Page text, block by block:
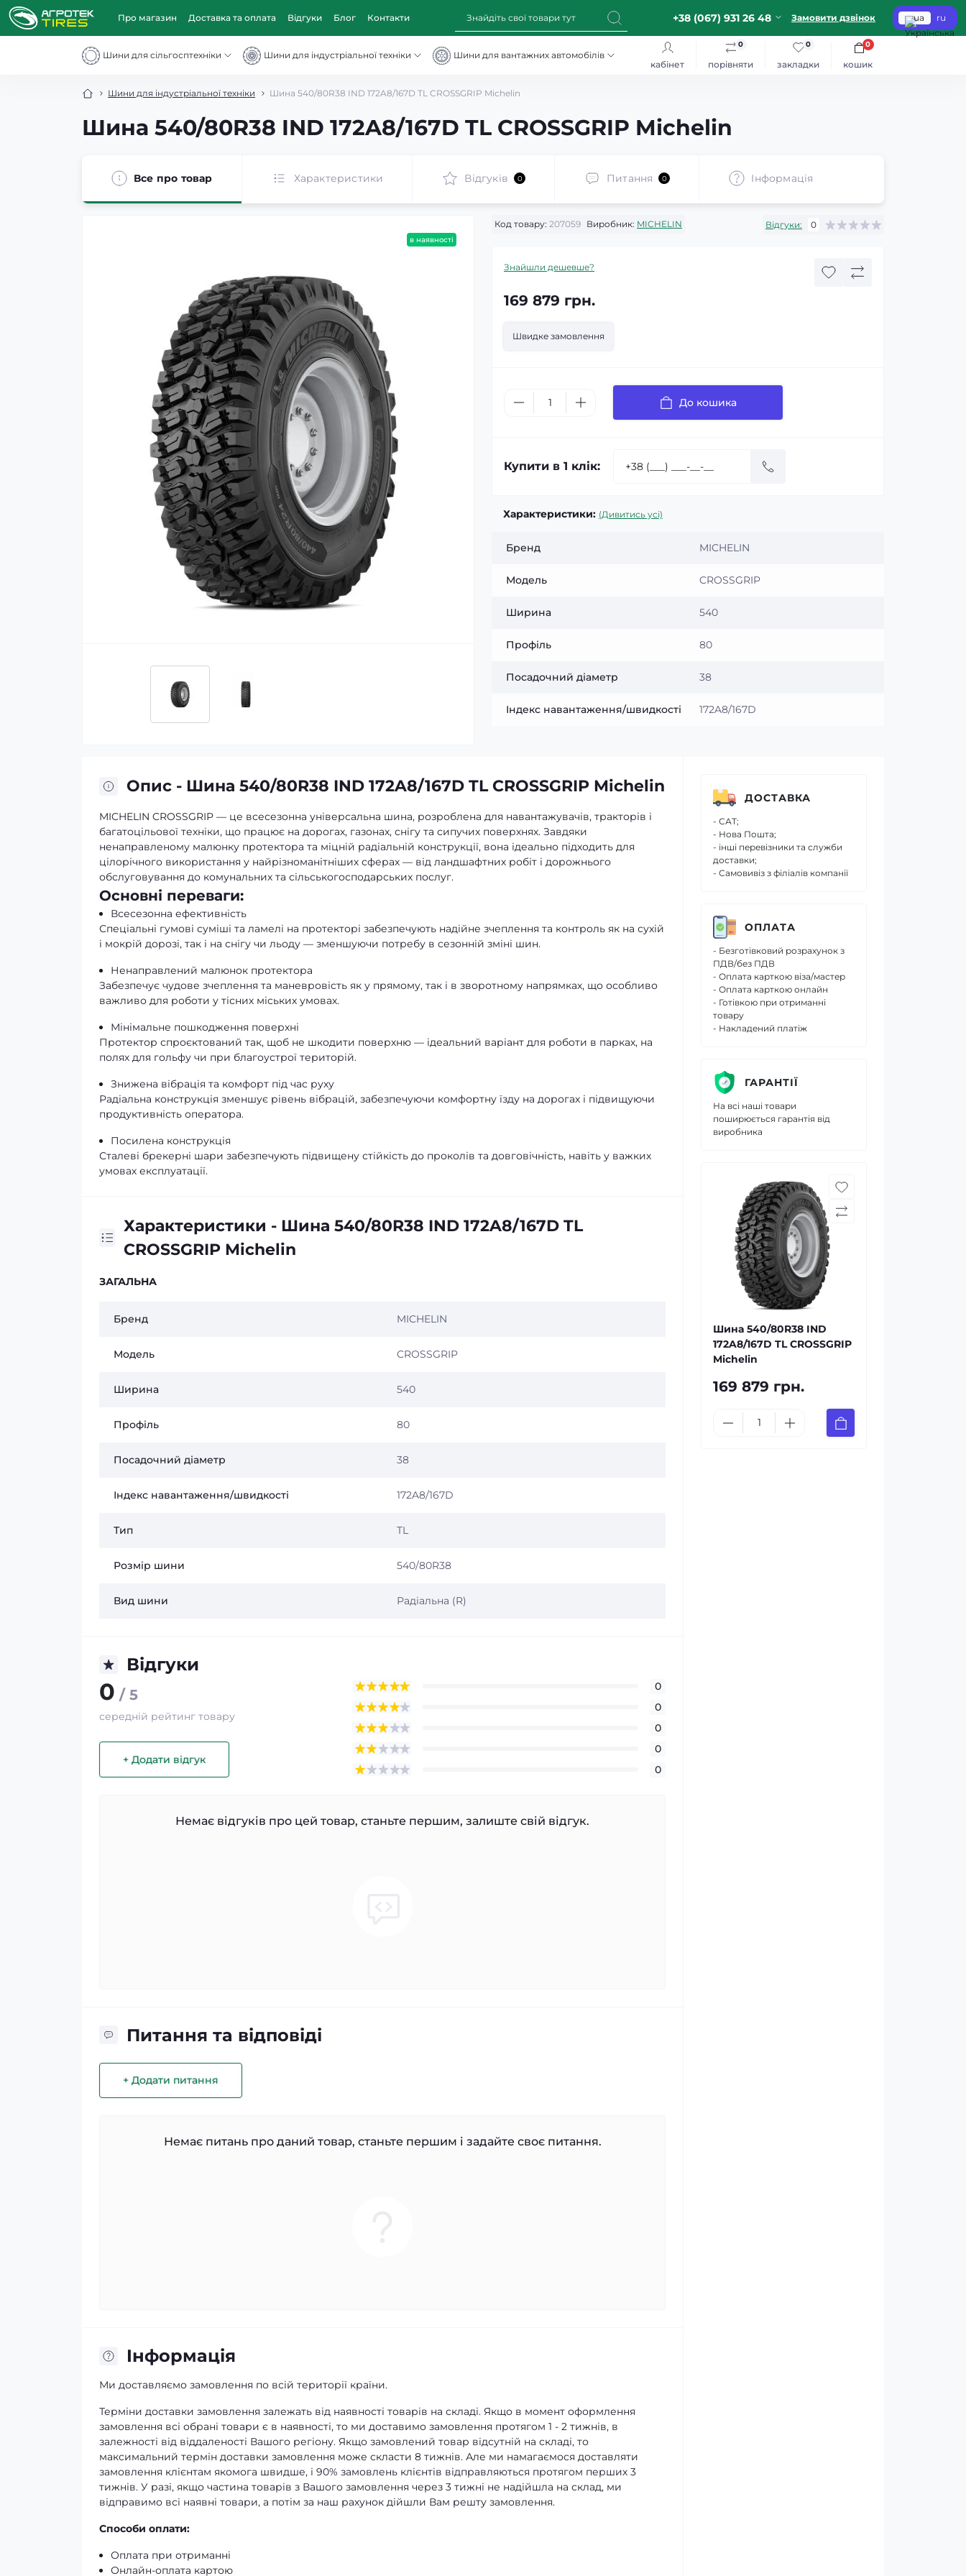
Про магазин Доставка та оплата Відгуки Блог Контакти +38 (067) 931 26 48 Замовити дзвінок ua ru
Шини для сільгосптехніки Шини для індустріальної техніки
Шини для вантажних автомобілів
кабінет
порівняти
0
закладки
0
кошик
0
Шини для індустріальної техніки Шина 540/80R38 IND 172A8/167D TL CROSSGRIP Michelin
Шина 540/80R38 IND 172A8/167D TL CROSSGRIP Michelin
Все про товар Характеристики Відгуків 0 Питання 0 Iнформація
в наявності
Код товару: 207059 Виробник: MICHELIN Відгуки: 0
Знайшли дешевше?
169 879 грн.
Швидке замовлення
До кошика
Купити в 1 клік:
Характеристики: (Дивитись усі)
Бренд MICHELIN
Модель CROSSGRIP
Ширина 540
Профіль 80
Посадочний діаметр 38
Індекс навантаження/швидкості 172A8/167D
Опис - Шина 540/80R38 IND 172A8/167D TL CROSSGRIP Michelin
MICHELIN CROSSGRIP — це всесезонна універсальна шина, розроблена для навантажувачів, тракторів і
багатоцільової техніки, що працює на дорогах, газонах, снігу та сипучих поверхнях. Завдяки
ненаправленому малюнку протектора та міцній радіальній конструкції, вона ідеально підходить для
цілорічного використання у найрізноманітніших сферах — від ландшафтних робіт і дорожнього
обслуговування до комунальних та сільськогосподарських послуг.
Основні переваги:
Всесезонна ефективність
Спеціальні гумові суміші та ламелі на протекторі забезпечують надійне зчеплення та контроль як на сухій
і мокрій дорозі, так і на снігу чи льоду — зменшуючи потребу в сезонній зміні шин.
Ненаправлений малюнок протектора
Забезпечує чудове зчеплення та маневровість як у прямому, так і в зворотному напрямках, що особливо
важливо для роботи у тісних міських умовах.
Мінімальне пошкодження поверхні
Протектор спроєктований так, щоб не шкодити поверхню — ідеальний варіант для роботи в парках, на
полях для гольфу чи при благоустрої територій.
Знижена вібрація та комфорт під час руху
Радіальна конструкція зменшує рівень вібрацій, забезпечуючи комфортну їзду на дорогах і підвищуючи
продуктивність оператора.
Посилена конструкція
Сталеві брекерні шари забезпечують підвищену стійкість до проколів та довговічність, навіть у важких
умовах експлуатації.
Характеристики - Шина 540/80R38 IND 172A8/167D TL
CROSSGRIP Michelin
ЗАГАЛЬНА
Бренд MICHELIN
Модель CROSSGRIP
Ширина 540
Профіль 80
Посадочний діаметр 38
Індекс навантаження/швидкості 172A8/167D
Тип TL
Розмір шини 540/80R38
Вид шини Радіальна (R)
Відгуки
0 / 5
середній рейтинг товару
+ Додати відгук
0
0
0
0
0
Немає відгуків про цей товар, станьте першим, залиште свій відгук.
Питання та відповіді
+ Додати питання
Немає питань про даний товар, станьте першим і задайте своє питання.
Iнформація
Ми доставляємо замовлення по всій території країни.
Терміни доставки замовлення залежать від наявності товарів на складі. Якщо в момент оформлення
замовлення всі обрані товари є в наявності, то ми доставимо замовлення протягом 1 - 2 тижнів, в
залежності від віддаленості Вашого регіону. Якщо замовлений товар відсутній на складі, то
максимальний термін доставки замовлення може скласти 8 тижнів. Але ми намагаємося доставляти
замовлення клієнтам якомога швидше, і 90% замовлень клієнтів відправляються протягом перших 3
тижнів. У разі, якщо частина товарів з Вашого замовлення через 3 тижні не надійшла на склад, ми
відправимо всі наявні товари, а потім за наш рахунок дійшли Вам решту замовлення.
Способи оплати:
Оплата при отриманні
Онлайн-оплата картою
ДОСТАВКА
- САТ;
- Нова Пошта;
- інші перевізники та служби
доставки;
- Самовивіз з філіалів компанії
ОПЛАТА
- Безготівковий розрахунок з
ПДВ/без ПДВ
- Оплата карткою віза/мастер
- Оплата карткою онлайн
- Готівкою при отриманні
товару
- Накладений платіж
ГАРАНТІЇ
На всі наші товари
поширюється гарантія від
виробника
Шина 540/80R38 IND
172A8/167D TL CROSSGRIP
Michelin
169 879 грн.